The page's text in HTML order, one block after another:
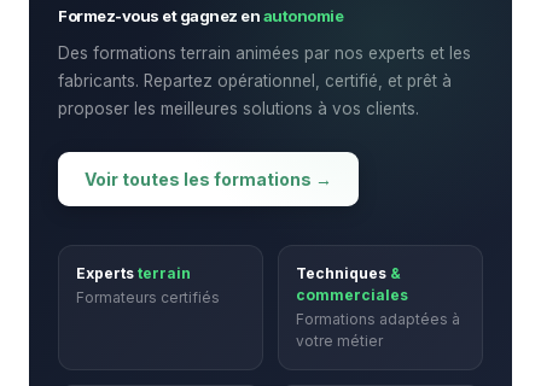
Formez-vous et gagnez enautonomie
Des formations terrain animées par nos experts et les
fabricants. Repartez opérationnel, certifié, et prêt à
proposer les meilleures solutions à vos clients.
Voir toutes les formations →
Experts terrain
Formateurs certifiés
Techniques &
commerciales
Formations adaptées à
votre métier